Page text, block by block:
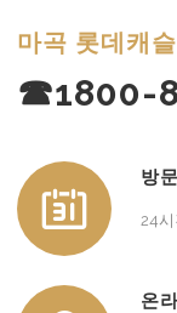
마곡 롯데캐
☎1800-
방
24
온